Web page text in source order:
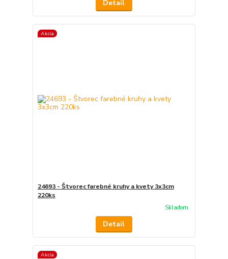
Detail
Akcia
24693 - Štvorec farebné kruhy a kvety 3x3cm
220ks
Skladom
Detail
Akcia